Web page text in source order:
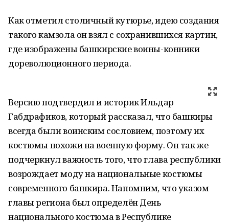
Как отметил столичный кутюрье, идею создания
такого камзола он взял с сохранившихся картин,
где изображены башкирские воины-конники
дореволюционного периода.
Версию подтвердил и историк Ильдар
Габдрафиков, который рассказал, что башкиры
всегда были воинским сословием, поэтому их
костюмы похожи на военную форму. Он так же
подчеркнул важность того, что глава республики
возрождает моду на национальные костюмы
современного башкира. Напомним, что указом
главы региона был определён День
национального костюма в Республике